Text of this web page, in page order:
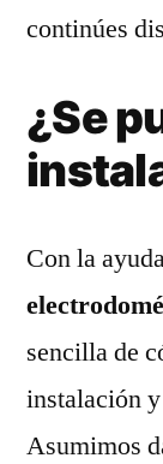
continúes
¿Se
Con la
sencilla de
instalación
Asumimos